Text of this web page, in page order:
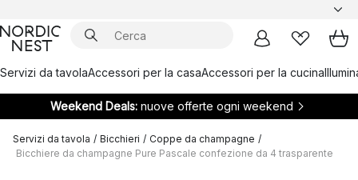
Servizi da tavolaAccessori per la casaAccessori per la cucina
Weekend Deals: nuove offerte ogni weekend
Servizi da tavola / Bicchieri / Coppe da champagne /
Bicchiere da champagne Pure Pascale confezione da 4 trasparente